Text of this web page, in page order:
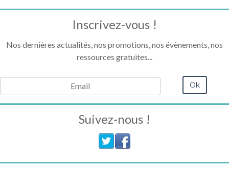
Inscrivez-vous !
Nos dernières actualités, nos promotions, nos évènements, nos
ressources gratuites...
Suivez-nous !